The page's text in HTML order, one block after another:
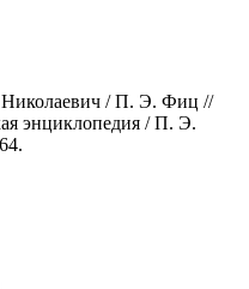
/ П. Э. Фиц //
энциклопедия / П. Э.